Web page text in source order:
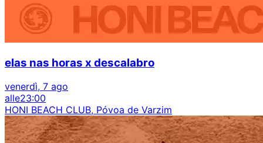
elas nas horas x descalabro
venerdì, 7 ago
alle23:00
HONI BEACH CLUB, Póvoa de Varzim